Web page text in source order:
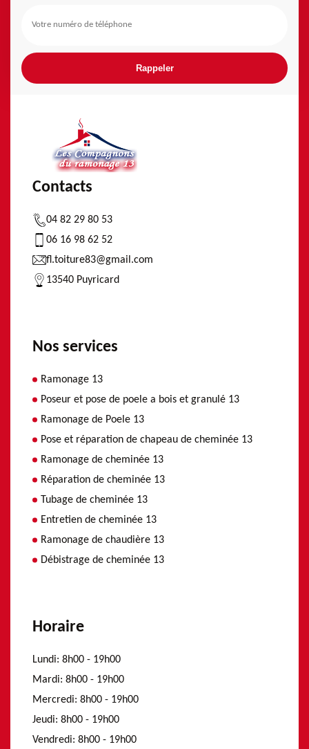
Contacts
04 82 29 80 53
06 16 98 62 52
fl.toiture83@gmail.com
13540 Puyricard
Nos services
Ramonage 13
Poseur et pose de poele a bois et granulé 13
Ramonage de Poele 13
Pose et réparation de chapeau de cheminée 13
Ramonage de cheminée 13
Réparation de cheminée 13
Tubage de cheminée 13
Entretien de cheminée 13
Ramonage de chaudière 13
Débistrage de cheminée 13
Horaire
Lundi: 8h00 - 19h00
Mardi: 8h00 - 19h00
Mercredi: 8h00 - 19h00
Jeudi: 8h00 - 19h00
Vendredi: 8h00 - 19h00